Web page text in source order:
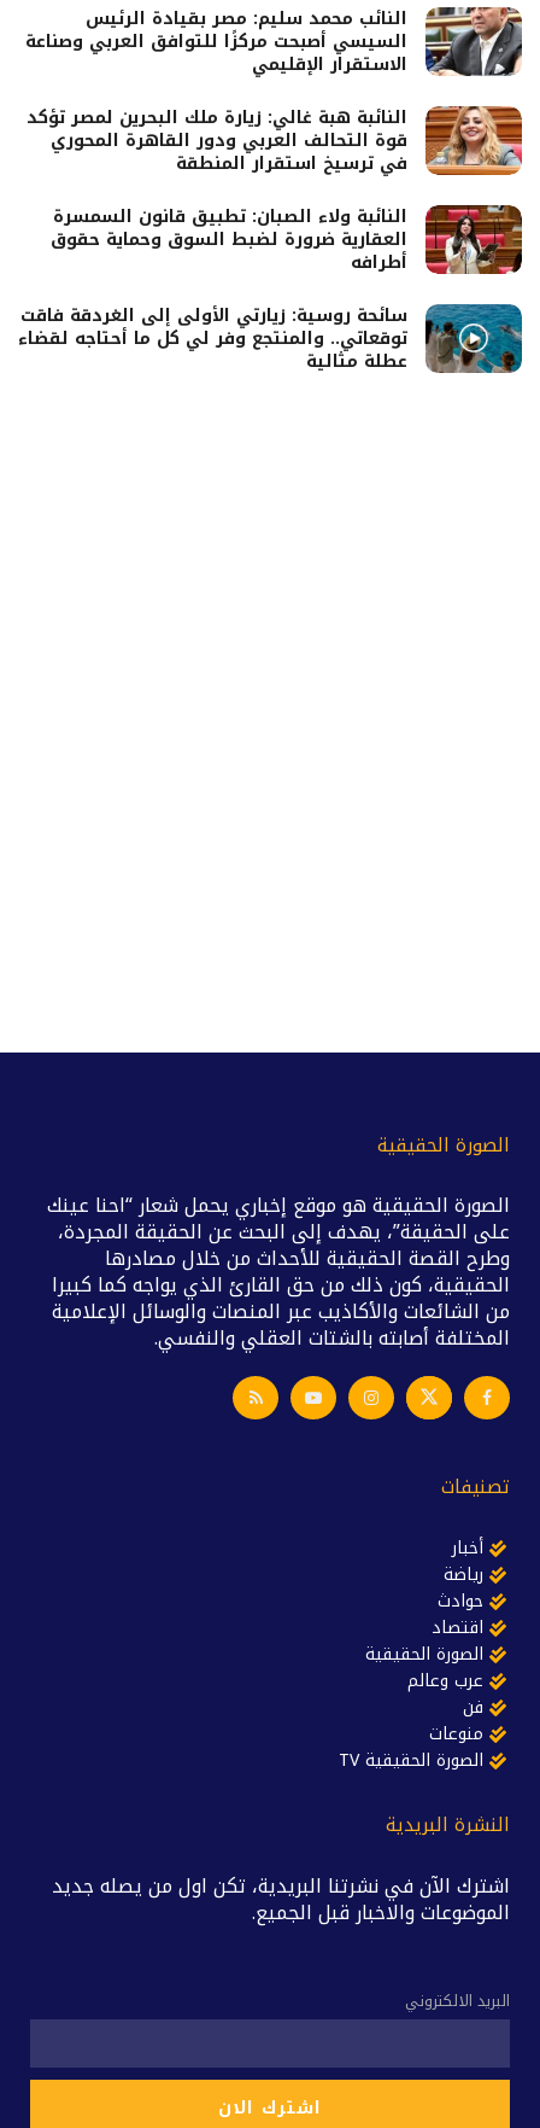
النائب محمد سليم: مصر بقيادة الرئيس
السيسي أصبحت مركزًا للتوافق العربي وصناعة
الاستقرار الإقليمي
النائبة هبة غالي: زيارة ملك البحرين لمصر تؤكد
قوة التحالف العربي ودور القاهرة المحوري
في ترسيخ استقرار المنطقة
النائبة ولاء الصبان: تطبيق قانون السمسرة
العقارية ضرورة لضبط السوق وحماية حقوق
أطرافه
سائحة روسية: زيارتي الأولى إلى الغردقة فاقت
توقعاتي.. والمنتجع وفر لي كل ما أحتاجه لقضاء
عطلة مثالية
الصورة الحقيقية
الصورة الحقيقية هو موقع إخباري يحمل شعار “احنا عينك
على الحقيقة”، يهدف إلى البحث عن الحقيقة المجردة،
وطرح القصة الحقيقية للأحداث من خلال مصادرها
الحقيقية، كون ذلك من حق القارئ الذي يواجه كما كبيرا
من الشائعات والأكاذيب عبر المنصات والوسائل الإعلامية
المختلفة أصابته بالشتات العقلي والنفسي.
تصنيفات
أخبار
رياضة
حوادث
اقتصاد
الصورة الحقيقية
عرب وعالم
فن
منوعات
الصورة الحقيقية TV
النشرة البريدية
اشترك الآن في نشرتنا البريدية، تكن اول من يصله جديد
الموضوعات والاخبار قبل الجميع.
البريد الالكتروني